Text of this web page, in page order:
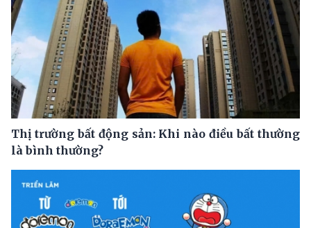
Thị trường bất động sản: Khi nào điều bất thường
là bình thường?